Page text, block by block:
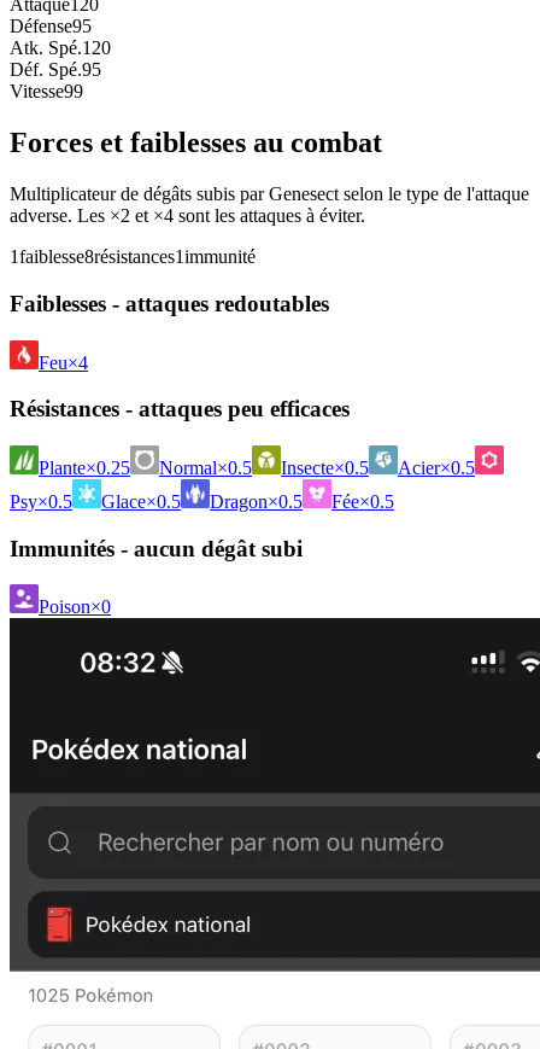
Attaque120
Défense95
Atk. Spé.120
Déf. Spé.95
Vitesse99
Forces et faiblesses au combat
Multiplicateur de dégâts subis par Genesect selon le type de l'attaque
adverse. Les ×2 et ×4 sont les attaques à éviter.
1faiblesse8résistances1immunité
Faiblesses - attaques redoutables
Feu×4
Résistances - attaques peu efficaces
Plante×0.25 Normal×0.5 Insecte×0.5 Acier×0.5
Psy×0.5 Glace×0.5 Dragon×0.5 Fée×0.5
Immunités - aucun dégât subi
Poison×0